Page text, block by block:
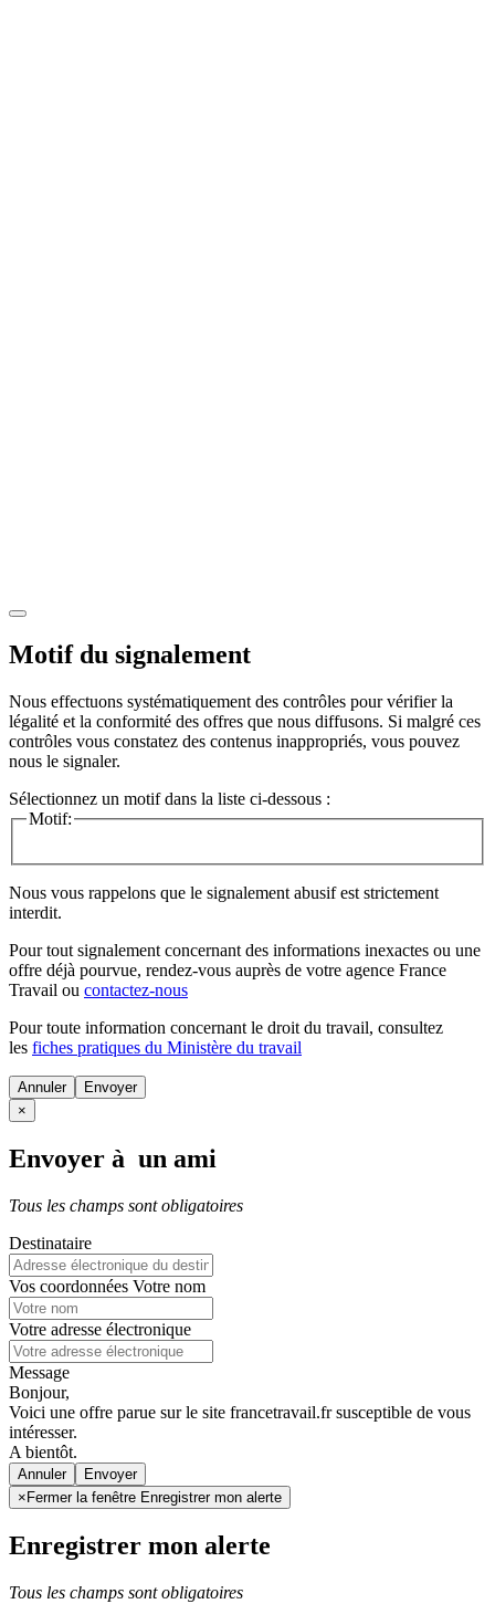
Motif du signalement
Nous effectuons systématiquement des contrôles pour vérifier la
légalité et la conformité des offres que nous diffusons. Si malgré ces
contrôles vous constatez des contenus inappropriés, vous pouvez
nous le signaler.
Sélectionnez un motif dans la liste ci-dessous :
Motif:
Nous vous rappelons que le signalement abusif est strictement
interdit.
Pour tout signalement concernant des informations inexactes ou une
offre déjà pourvue, rendez-vous auprès de votre agence France
Travail ou contactez-nous
Pour toute information concernant le droit du travail, consultez
les fiches pratiques du Ministère du travail
Annuler
×
Envoyer à un ami
Tous les champs sont obligatoires
Destinataire
Vos coordonnées Votre nom
Votre adresse électronique
Message
Bonjour,
Voici une offre parue sur le site francetravail.fr susceptible de vous
intéresser.
A bientôt.
Annuler
× Fermer la fenêtre Enregistrer mon alerte
Enregistrer mon alerte
Tous les champs sont obligatoires